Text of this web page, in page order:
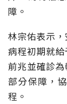
障。
林宗佑表示
病程初期就
前兆並確診
部分保障，
程。